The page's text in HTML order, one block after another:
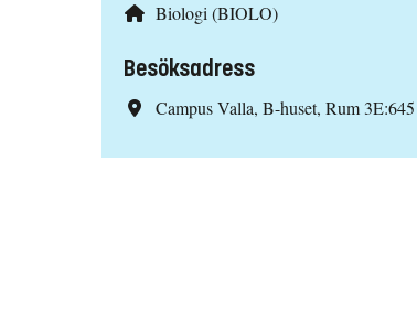
Biologi (BIOLO)
Besöksadress
Campus Valla, B-huset, Rum 3E:645